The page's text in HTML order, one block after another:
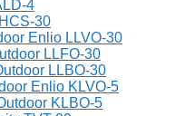
4
30
Enlio LLVO-30
LLFO-30
LLBO-30
Enlio KLVO-5
KLBO-5